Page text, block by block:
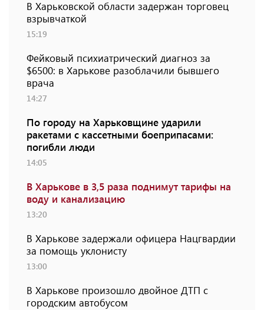
В Харьковской области задержан торговец
взрывчаткой
15:19
Фейковый психиатрический диагноз за
$6500: в Харькове разоблачили бывшего
врача
14:27
По городу на Харьковщине ударили
ракетами с кассетными боеприпасами:
погибли люди
14:05
В Харькове в 3,5 раза поднимут тарифы на
воду и канализацию
13:20
В Харькове задержали офицера Нацгвардии
за помощь уклонисту
13:00
В Харькове произошло двойное ДТП с
городским автобусом